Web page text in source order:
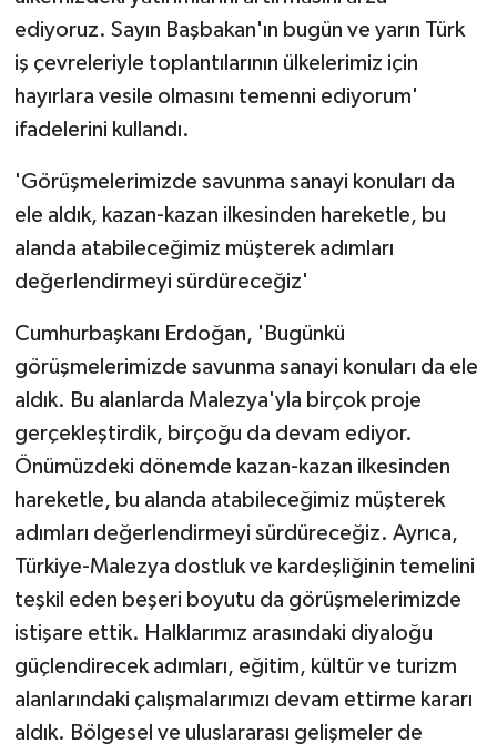
ediyoruz. Sayın Başbakan'ın bugün ve yarın Türk
iş çevreleriyle toplantılarının ülkelerimiz için
hayırlara vesile olmasını temenni ediyorum'
ifadelerini kullandı.
'Görüşmelerimizde savunma sanayi konuları da
ele aldık, kazan-kazan ilkesinden hareketle, bu
alanda atabileceğimiz müşterek adımları
değerlendirmeyi sürdüreceğiz'
Cumhurbaşkanı Erdoğan, 'Bugünkü
görüşmelerimizde savunma sanayi konuları da ele
aldık. Bu alanlarda Malezya'yla birçok proje
gerçekleştirdik, birçoğu da devam ediyor.
Önümüzdeki dönemde kazan-kazan ilkesinden
hareketle, bu alanda atabileceğimiz müşterek
adımları değerlendirmeyi sürdüreceğiz. Ayrıca,
Türkiye-Malezya dostluk ve kardeşliğinin temelini
teşkil eden beşeri boyutu da görüşmelerimizde
istişare ettik. Halklarımız arasındaki diyaloğu
güçlendirecek adımları, eğitim, kültür ve turizm
alanlarındaki çalışmalarımızı devam ettirme kararı
aldık. Bölgesel ve uluslararası gelişmeler de